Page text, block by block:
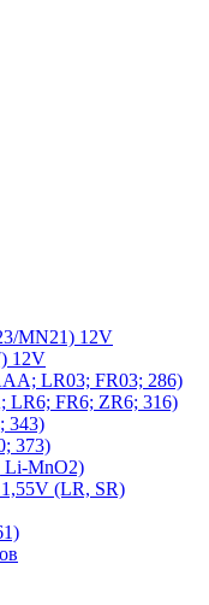
MN21) 12V
12V
LR03; FR03; 286)
LR6; FR6; ZR6; 316)
343)
373)
MnO2)
(LR, SR)